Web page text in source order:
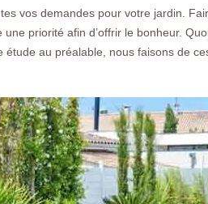
vos demandes pour votre jardin.
priorité afin d’offrir le bonheur.
au préalable, nous faisons de